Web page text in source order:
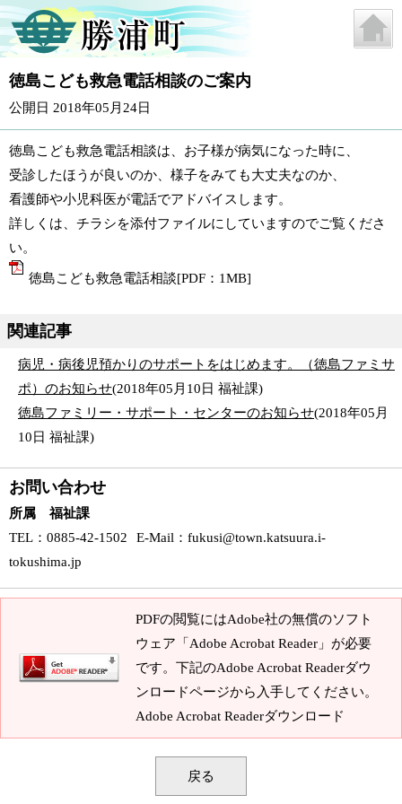
徳島こども救急電話相談のご案内
公開日 2018年05月24日
徳島こども救急電話相談は、お子様が病気になった時に、
受診したほうが良いのか、様子をみても大丈夫なのか、
看護師や小児科医が電話でアドバイスします。
詳しくは、チラシを添付ファイルにしていますのでご覧くださ
い。
徳島こども救急電話相談[PDF：1MB]
関連記事
病児・病後児預かりのサポートをはじめます。（徳島ファミサ
ポ）のお知らせ(2018年05月10日 福祉課)
徳島ファミリー・サポート・センターのお知らせ(2018年05月
10日 福祉課)
お問い合わせ
所属 福祉課
TEL ：0885-42-1502 E-Mail ： fukusi@town.katsuura.i-
tokushima.jp
PDFの閲覧にはAdobe社の無償のソフト
ウェア「Adobe Acrobat Reader」が必要
です。下記のAdobe Acrobat Readerダウ
ンロードページから入手してください。
Adobe Acrobat Readerダウンロード
戻る